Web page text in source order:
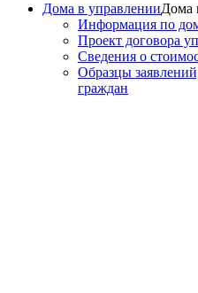
Дома в управленииДома
Информация по
Проект договора
Сведения о
Образцы
граждан